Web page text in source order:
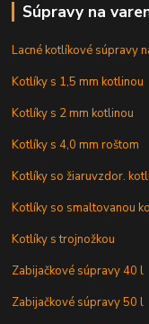
Súpravy na
Lacné kotlíkové súpravy
Kotlíky s 1,5 mm kotlinou
Kotlíky s 2 mm kotlinou
Kotlíky s 4,0 mm roštom
Kotlíky so žiaruvzdor.
Kotlíky so smaltovanou
Kotlíky s trojnožkou
Zabijačkové súpravy 40 l
Zabijačkové súpravy 50 l